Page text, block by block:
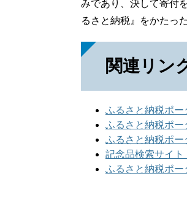
みであり、決して寄付
るさと納税』をかたっ
関連リン
ふるさと納税ポー
ふるさと納税ポー
ふるさと納税ポー
記念品検索サイト
ふるさと納税ポー